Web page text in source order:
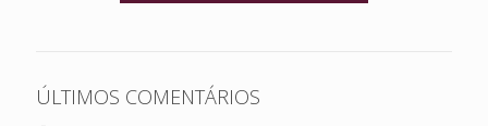
ÚLTIMOS COMENTÁRIOS